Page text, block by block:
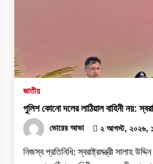
জাতীয়
পুলিশ কোনো দলের লাঠিয়াল বাহিনী নয়:
ভোরের আভা ২ আগস্ট, ২০২৬,
নিজস্ব প্রতিনিধি: স্বরাষ্ট্রমন্ত্রী সালাহ